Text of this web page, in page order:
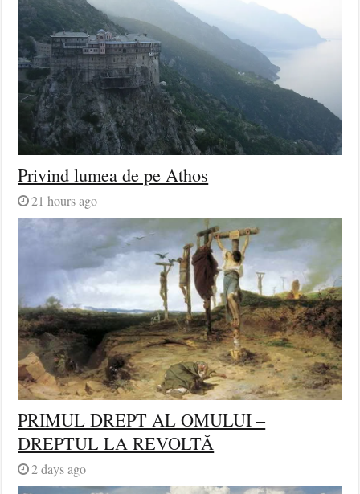
Privind lumea de pe Athos
21 hours ago
PRIMUL DREPT AL OMULUI –
DREPTUL LA REVOLTĂ
2 days ago